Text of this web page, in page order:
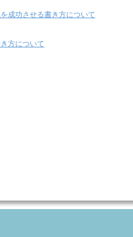
成功させる書き方について
方について